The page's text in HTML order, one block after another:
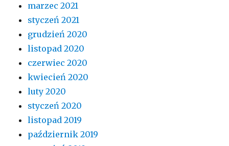
marzec 2021
styczeń 2021
grudzień 2020
listopad 2020
czerwiec 2020
kwiecień 2020
luty 2020
styczeń 2020
listopad 2019
październik 2019